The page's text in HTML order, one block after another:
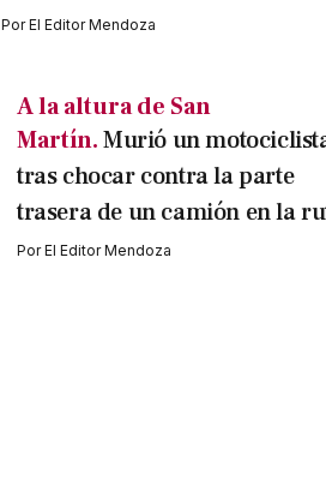
PorEl Editor Mendoza
A la altura de San
Martín.Murió un
tras chocar contra la parte
trasera de un camión en la
PorEl Editor Mendoza